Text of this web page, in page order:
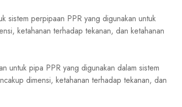
sistem perpipaan PPR yang digunakan untuk
ketahanan terhadap tekanan, dan ketahanan
untuk pipa PPR yang digunakan dalam sistem
dimensi, ketahanan terhadap tekanan, dan